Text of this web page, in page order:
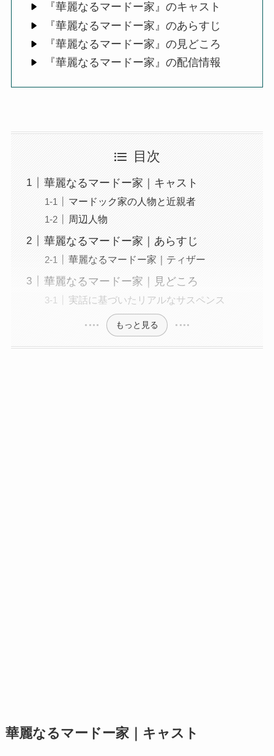
『華麗なるマードー家』のキャスト
『華麗なるマードー家』のあらすじ
『華麗なるマードー家』の見どころ
『華麗なるマードー家』の配信情報
目次
華麗なるマードー家｜キャスト
マードック家の人物と近親者
周辺人物
華麗なるマードー家｜あらすじ
華麗なるマードー家｜ティザー
華麗なるマードー家｜見どころ
実話に基づいたリアルなサスペンス
もっと見る
華麗なるマードー家｜キャスト